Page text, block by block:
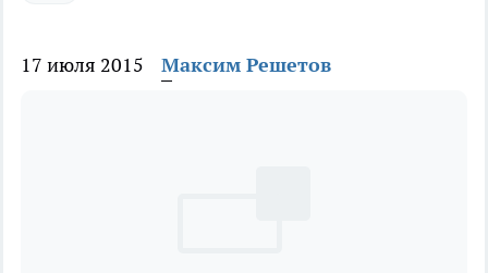
17 июля 2015 Максим Решетов